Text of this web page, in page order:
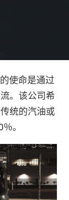
使命是通过
。该公司希
统的汽油或
。